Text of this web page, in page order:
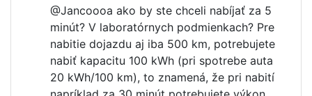
@Jancoooa ako by ste chceli nabíjať za 5
minút? V laboratórnych podmienkach? Pre
nabitie dojazdu aj iba 500 km, potrebujete
nabiť kapacitu 100 kWh (pri spotrebe auta
20 kWh/100 km), to znamená, že pri nabití